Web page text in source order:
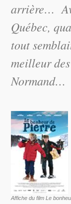
arrière…
Québec,
tout
meilleur
Normand…
Affiche du film Le